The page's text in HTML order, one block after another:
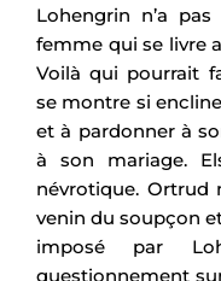
Lohengrin n’a
femme qui se livre
Voilà qui pourrait
se montre si
et à pardonner à
à son mariage.
névrotique. Ortrud
venin du soupçon
imposé par
questionnement